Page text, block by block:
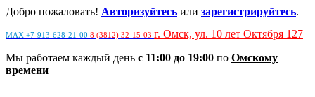
Добро пожаловать! Авторизуйтесь или зарегистрируйтесь.
MAX +7-913-628-21-00 8 (3812) 32-15-03 г. Омск, ул. 10 лет Октября 127
Мы работаем каждый день с 11:00 до 19:00 по Омскому
времени